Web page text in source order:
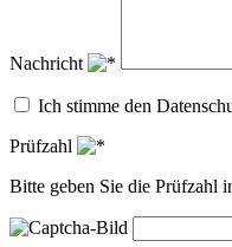
Nachricht
Ich stimme den
Prüfzahl
Bitte geben Sie die Prüfzahl